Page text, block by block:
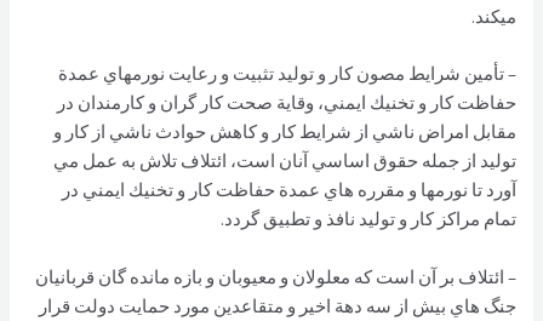
ميكند.
– تأمين شرايط مصون كار و توليد تثبيت و رعايت نورمهاي عمدة
حفاظت كار و تخنيك ايمني، وقاية صحت كار گران و كارمندان در
مقابل امراض ناشي از شرايط كار و كاهش حوادث ناشي از كار و
توليد از جمله حقوق اساسي آنان است، ائتلاف تلاش به عمل مي
آورد تا نورمها و مقرره هاي عمدة حفاظت كار و تخنيك ايمني در
تمام مراكز كار و توليد نافذ و تطبيق گردد.
– ائتلاف بر آن است كه معلولان و معيوبان و بازه مانده گان قربانيان
جنگ هاي بيش از سه دهة اخير و متقاعدين مورد حمايت دولت قرار